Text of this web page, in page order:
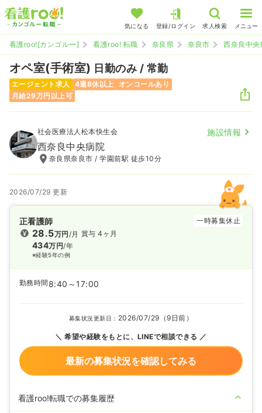
気になる 登録/ログイン 求人検索 メニュー
看護roo![カンゴルー] 看護roo! 転職 奈良県 奈良市 西奈良中央
オペ室(手術室) 日勤のみ / 常勤
エージェント求人 4週8休以上
オンコールあり
月給29万円以上可
社会医療法人松本快生会 施設情報
西奈良中央病院
奈良県奈良市 / 学園前駅 徒歩10分
2026/07/29 更新
正看護師 一時募集休止
28.5万円/月
434万円/年
※経験5年の例
賞与 4ヶ月
勤務時間 8:40～17:00
募集状況更新日： 2026/07/29（9日前）
希望や経験をもとに、LINEで相談できる
最新の募集状況を確認してみる
看護roo!転職での募集履歴